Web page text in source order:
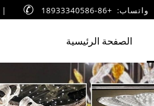
|  واتساب: +86-18933340586
الصفحة الرئيسية